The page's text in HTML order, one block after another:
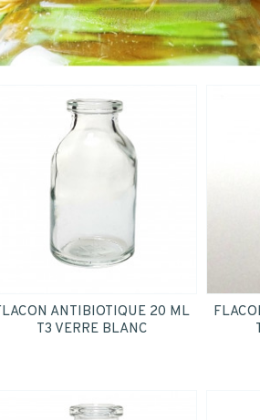
ANTIBIOTIQUE 20 ML
T3 VERRE BLANC
données personnelles.*
Oui